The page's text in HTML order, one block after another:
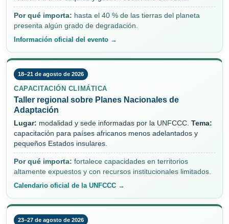
Por qué importa: hasta el 40 % de las tierras del planeta
presenta algún grado de degradación.
Información oficial del evento →
18–21 de agosto de 2026
CAPACITACIÓN CLIMÁTICA
Taller regional sobre Planes Nacionales de
Adaptación
Lugar: modalidad y sede informadas por la UNFCCC. Tema:
capacitación para países africanos menos adelantados y
pequeños Estados insulares.
Por qué importa: fortalece capacidades en territorios
altamente expuestos y con recursos institucionales limitados.
Calendario oficial de la UNFCCC →
23–27 de agosto de 2026